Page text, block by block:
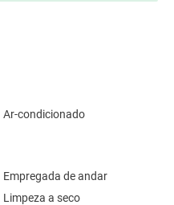
Ar-condicionado
Empregada de andar
Limpeza a seco